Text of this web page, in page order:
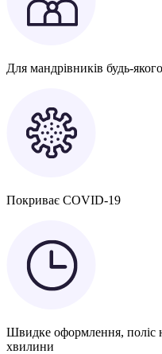
Для мандрівників будь-
Покриває COVID-19
Швидке оформлення, поліс
хвилини